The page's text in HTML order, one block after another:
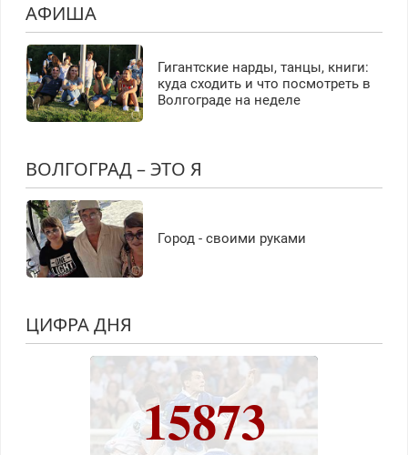
АФИША
Гигантские нарды, танцы, книги:
куда сходить и что посмотреть в
Волгограде на неделе
ВОЛГОГРАД – ЭТО Я
Город - своими руками
ЦИФРА ДНЯ
15873